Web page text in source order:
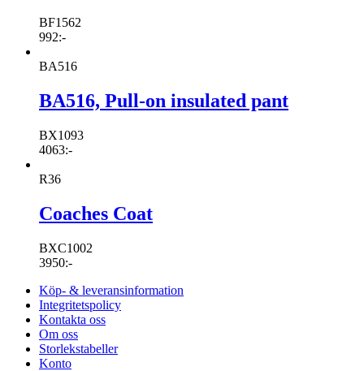
BF1562
992:-
BA516
BA516, Pull-on insulated pant
BX1093
4063:-
R36
Coaches Coat
BXC1002
3950:-
Köp- & leveransinformation
Integritetspolicy
Kontakta oss
Om oss
Storlekstabeller
Konto